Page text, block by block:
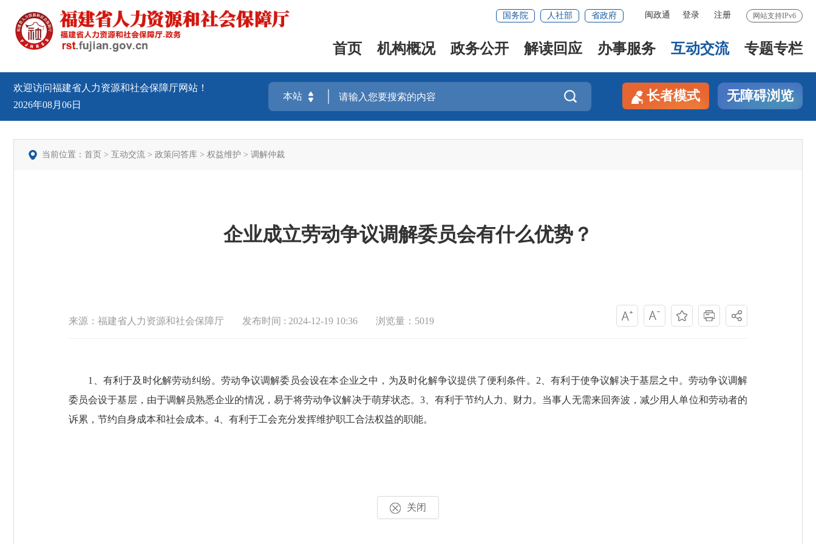
网站支持IPv6
闽政通 登录 注册
国务院 人社部 省政府
首页 机构概况 政务公开 解读回应 办事服务 互动交流 专题专栏
欢迎访问福建省人力资源和社会保障厅网站！
2026年08月06日
 长者模式 无障碍浏览
当前位置： 首页 > 互动交流 > 政策问答库 > 权益维护 > 调解仲裁
企业成立劳动争议调解委员会有什么优势？
来源：福建省人力资源和社会保障厅 发布时间 : 2024-12-19 10:36 浏览量：5019
1、有利于及时化解劳动纠纷。劳动争议调解委员会设在本企业之中，为及时化解争议提供了便利条件。2、有利于使争议解决于基层之中。劳动争议调解
委员会设于基层，由于调解员熟悉企业的情况，易于将劳动争议解决于萌芽状态。3、有利于节约人力、财力。当事人无需来回奔波，减少用人单位和劳动者的
诉累，节约自身成本和社会成本。4、有利于工会充分发挥维护职工合法权益的职能。
关闭